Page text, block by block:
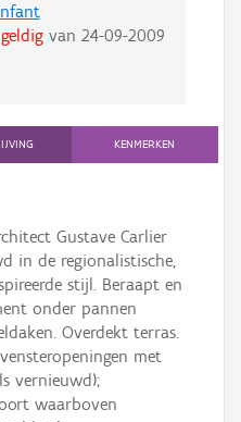
van 24-09-2009
KENMERKEN
Gustave Carlier
in de regionalistische,
stijl. Beraapt en
onder pannen
Overdekt terras.
met
vernieuwd);
waarboven